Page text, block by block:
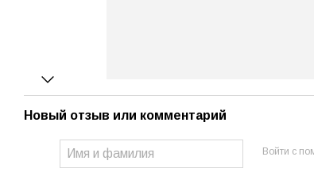
Новый отзыв или комментарий
Войти с